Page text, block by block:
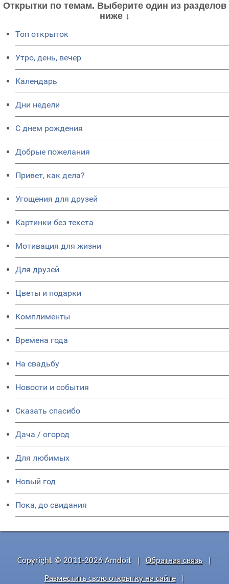
Открытки по темам. Выберите один из разделов
ниже ↓
Топ открыток
Утро, день, вечер
Календарь
Дни недели
C днем рождения
Добрые пожелания
Привет, как дела?
Угощения для друзей
Картинки без текста
Мотивация для жизни
Для друзей
Цветы и подарки
Комплименты
Времена года
На свадьбу
Новости и события
Сказать спасибо
Дача / огород
Для любимых
Новый год
Пока, до свидания
Copyright © 2011-2026 Amdoit Обратная связь
Разместить свою открытку на сайте